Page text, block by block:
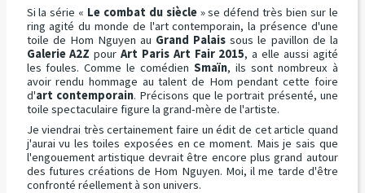
Si la série « Le combat du siècle» se défend très bien sur le
ring agité du monde de l'art contemporain, la présence d'une
toile de Hom Nguyen au Grand Palais sous le pavillon de la
Galerie A2Z pourArt Paris Art Fair 2015, a elle aussi agité
les foules. Comme le comédienSmaïn, ils sont nombreux à
avoir rendu hommage au talent de Hom pendant cette foire
d'art contemporain. Précisons que le portrait présenté, une
toile spectaculaire figure la grand-mère de l'artiste.
Je viendrai très certainement faire un édit de cet article quand
j'aurai vu les toiles exposées en ce moment. Mais je sais que
l'engouement artistique devrait être encore plus grand autour
des futures créations de Hom Nguyen. Moi, il me tarde d'être
confronté réellement à son univers.